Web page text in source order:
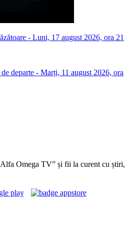
- Luni, 17 august 2026, ora 21
departe - Marți, 11 august 2026, ora
Omega TV” și fii la curent cu știri,